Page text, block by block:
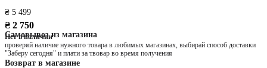
₴ 5 499
₴ 2 750
Нет в наличии
Самовывоз из магазина
проверяй наличие нужного товара в любимых магазинах, выбирай способ доставки
"Заберу сегодня" и плати за твовар во время получения
Возврат в магазине